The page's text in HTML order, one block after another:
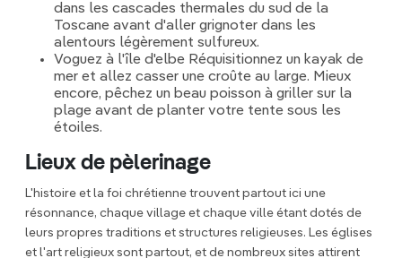
dans les cascades thermales du sud de la
Toscane avant d'aller grignoter dans les
alentours légèrement sulfureux.
Voguez à l'île d'elbe Réquisitionnez un kayak de
mer et allez casser une croûte au large. Mieux
encore, pêchez un beau poisson à griller sur la
plage avant de planter votre tente sous les
étoiles.
Lieux de pèlerinage
L'histoire et la foi chrétienne trouvent partout ici une
résonnance, chaque village et chaque ville étant dotés de
leurs propres traditions et structures religieuses. Les églises
et l'art religieux sont partout, et de nombreux sites attirent